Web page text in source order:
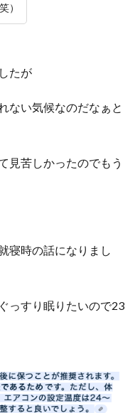
）
たが
ない気候なのだなぁと
見苦しかったのでもう
寝時の話になりまし
っすり眠りたいので23